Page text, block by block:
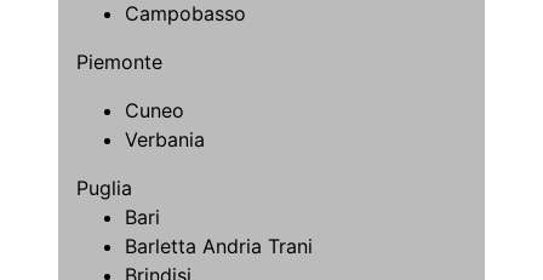
Campobasso
Piemonte
Cuneo
Verbania
Puglia
Bari
Barletta Andria Trani
Brindisi